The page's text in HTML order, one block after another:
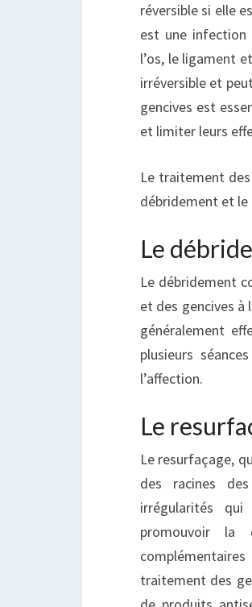
réversible si elle
est une
l’os, le ligament
irréversible et
gencives est
et limiter leurs
Le traitement
débridement et le
Le
Le débridement
et des gencives à
généralement
plusieurs
l’affection.
Le
Le resurfaçage,
des racines
irrégularités
promouvoir la
traitement des